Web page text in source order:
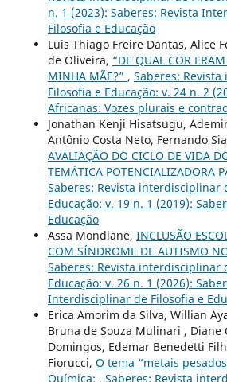
n. 1 (2023): Saberes: Revista
Filosofia e Educação
Luis Thiago Freire Dantas, Alice
de Oliveira, “DE QUAL COR
MINHA MÃE?” , Saberes:
Filosofia e Educação: v. 24 n. 2
Africanas: Vozes plurais e
Jonathan Kenji Hisatsugu,
Antônio Costa Neto, Fernando
AVALIAÇÃO DO CICLO DE VIDA
TEMÁTICA POTENCIALIZADORA
Saberes: Revista interdisciplinar
Educação: v. 19 n. 1 (2019):
Educação
Assa Mondlane, INCLUSÃO
COM SÍNDROME DE AUTISMO
Saberes: Revista interdisciplinar
Educação: v. 26 n. 1 (2026):
Interdisciplinar de Filosofia e
Erica Amorim da Silva, Willian
Bruna de Souza Mulinari , Diane
Domingos, Edemar Benedetti
Fiorucci, O tema “metais
Química: , Saberes: Revista